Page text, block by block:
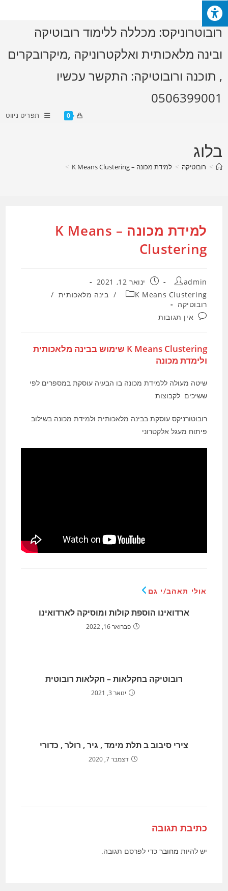
Skip
to
content
רובוטרוניקס: מכללה ללימוד רובוטיקה
ובינה מלאכותית ואלקטרוניקה ,מיקרובקרים
, תוכנה ורובוטיקה: התקשר עכשיו
0506399001
0 תפריט ניווט
בלוג
> רובוטיקה > למידת מכונה – K Means Clustering >
למידת מכונה – K Means
Clustering
מחבר:
admin פורסם:
ינואר 12, 2021
קטגוריה:
K Means Clustering
/ בינה מלאכותית /
רובוטיקה
תגובות:אין תגובות
K Means Clustering שימוש בבינה מלאכותית
ולימדת מכונה
שיטה מעולה ללמידת מכונה בו הבעיה עוסקת במספרים לפי
ששיכים לקבוצות
רובוטורניקס עוסקת בבינה מלאכותית ולמידת מכונה בשילוב
פיתוח מעגל אלקטרוני
אולי תאהב/י גם
ארדואינו הוספת קולות ומוסיקה לארדואינו
פברואר 16, 2022
רובוטיקה בחקלאות – חקלאות רובוטית
ינואר 3, 2021
צירי סיבוב ב תלת מימד , גיר , רולר , כדורי
דצמבר 7, 2020
כתיבת תגובה
יש להיות מחובר כדי לפרסם תגובה.